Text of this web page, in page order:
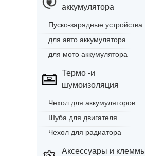
аккумулятора
Пуско-зарядные устройства
для авто аккумулятора
для мото аккумулятора
Термо -и
шумоизоляция
Чехол для аккумуляторов
Шуба для двигателя
Чехол для радиатора
Аксессуары и клеммы